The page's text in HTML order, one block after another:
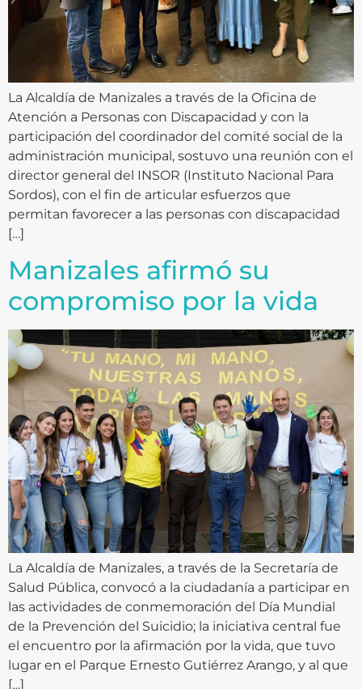
La Alcaldía de Manizales a través de la Oficina de
Atención a Personas con Discapacidad y con la
participación del coordinador del comité social de la
administración municipal, sostuvo una reunión con el
director general del INSOR (Instituto Nacional Para
Sordos), con el fin de articular esfuerzos que
permitan favorecer a las personas con discapacidad
[…]
Manizales afirmó su
compromiso por la vida
La Alcaldía de Manizales, a través de la Secretaría de
Salud Pública, convocó a la ciudadanía a participar en
las actividades de conmemoración del Día Mundial
de la Prevención del Suicidio; la iniciativa central fue
el encuentro por la afirmación por la vida, que tuvo
lugar en el Parque Ernesto Gutiérrez Arango, y al que
[…]